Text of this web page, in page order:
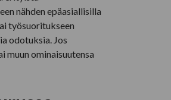
nähden epäasiallisilla
työsuoritukseen
odotuksia. Jos
ominaisuutensa